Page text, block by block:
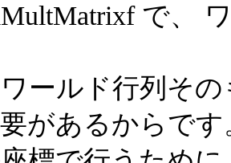
で、
ールド行列そ
があるからで